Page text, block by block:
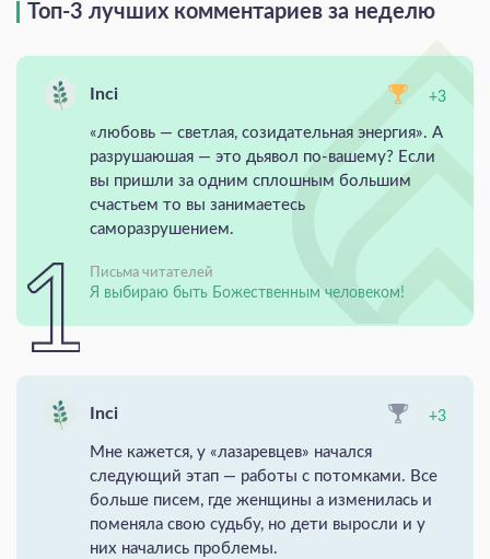
Топ-3 лучших комментариев за неделю
Inci +3
«любовь — светлая, созидательная энергия». А
разрушаюшая — это дьявол по-вашему? Если
вы пришли за одним сплошным большим
счастьем то вы занимаетесь
саморазрушением.
Письма читателей
Я выбираю быть Божественным человеком!
Inci +3
Мне кажется, у «лазаревцев» начался
следующий этап — работы с потомками. Все
больше писем, где женщины а изменилась и
поменяла свою судьбу, но дети выросли и у
них начались проблемы.